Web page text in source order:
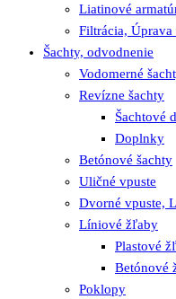
Liatinové
Filtrácia,
Šachty, odvodnenie
Vodomerné
Revízne šachty
Šachtové
Doplnky
Betónové šachty
Uličné vpuste
Dvorné vpuste,
Líniové žľaby
Plastové
Betónové
Poklopy